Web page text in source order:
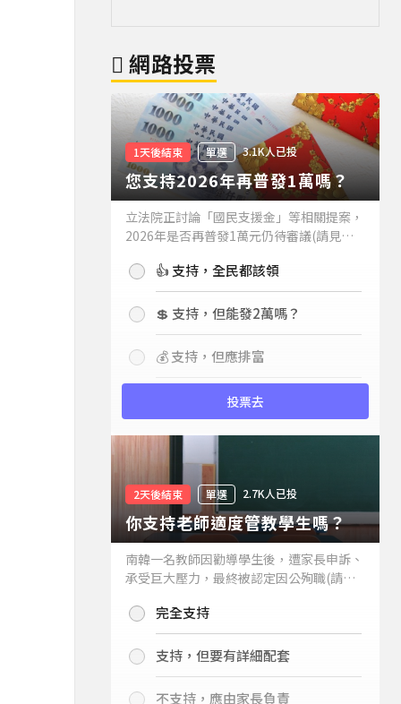
網路投票
1天後結束 單選 3.1K人已投
您支持2026年再普發1萬嗎？
立法院正討論「國民支援金」等相關提案，
2026年是否再普發1萬元仍待審議(請見下
持嗎？👍 支持，全民都該領
💲 支持，但能發2萬嗎？
💰 支持，但應排富
投票去
2天後結束 單選 2.7K人已投
你支持老師適度管教學生嗎？
南韓一名教師因勸導學生後，遭家長申訴、
承受巨大壓力，最終被認定因公殉職(請見
你支持老師適度管教學生嗎？
完全支持
支持，但要有詳細配套
不支持，應由家長負責